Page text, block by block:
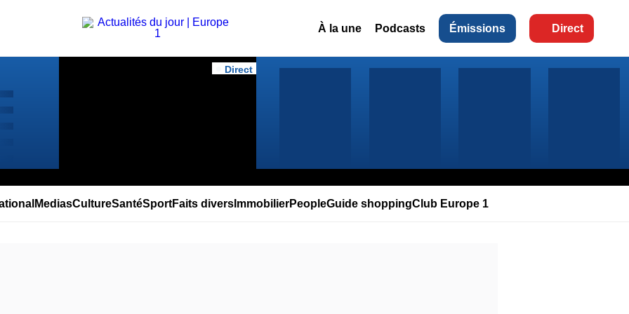
Menu
À la une Podcasts Émissions Direct
Direct
Actuellement à l'antenne
MediasCultureSantéSportFaits diversImmobilierPeopleGuide shoppingClub Europe 1